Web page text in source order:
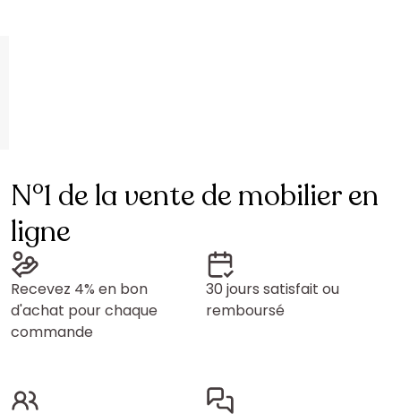
N°1 de la vente de mobilier en
ligne
Recevez 4% en bon
d'achat pour chaque
commande
30 jours satisfait ou
remboursé